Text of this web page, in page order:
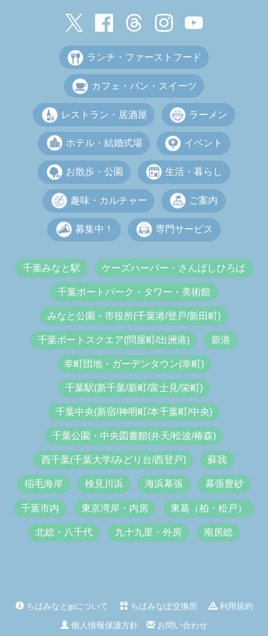
ランチ・ファーストフード
カフェ・パン・スイーツ
レストラン・居酒屋 ラーメン
ホテル・結婚式場 イベント
お散歩・公園 生活・暮らし
趣味・カルチャー ご案内
募集中！ 専門サービス
千葉みなと駅 ケーズハーバー・さんばしひろば
千葉ポートパーク・タワー・美術館
みなと公園・市役所(千葉港/登戸/新田町)
千葉ポートスクエア(問屋町/出洲港) 新港
幸町団地・ガーデンタウン(幸町)
千葉駅(新千葉/新町/富士見/栄町)
千葉中央(新宿/神明町/本千葉町/中央)
千葉公園・中央図書館(弁天/松波/椿森)
西千葉(千葉大学/みどり台/西登戸) 蘇我
稲毛海岸 検見川浜 海浜幕張 幕張豊砂
千葉市内 東京湾岸・内房 東葛（柏・松戸）
北総・八千代 九十九里・外房 南房総
ちばみなとjpについて ちばみなぽ交換所
利用規約
個人情報保護方針
お問い合わせ